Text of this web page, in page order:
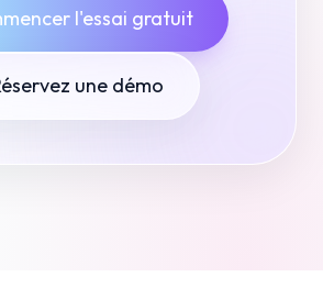
l'essai gratuit
une démo